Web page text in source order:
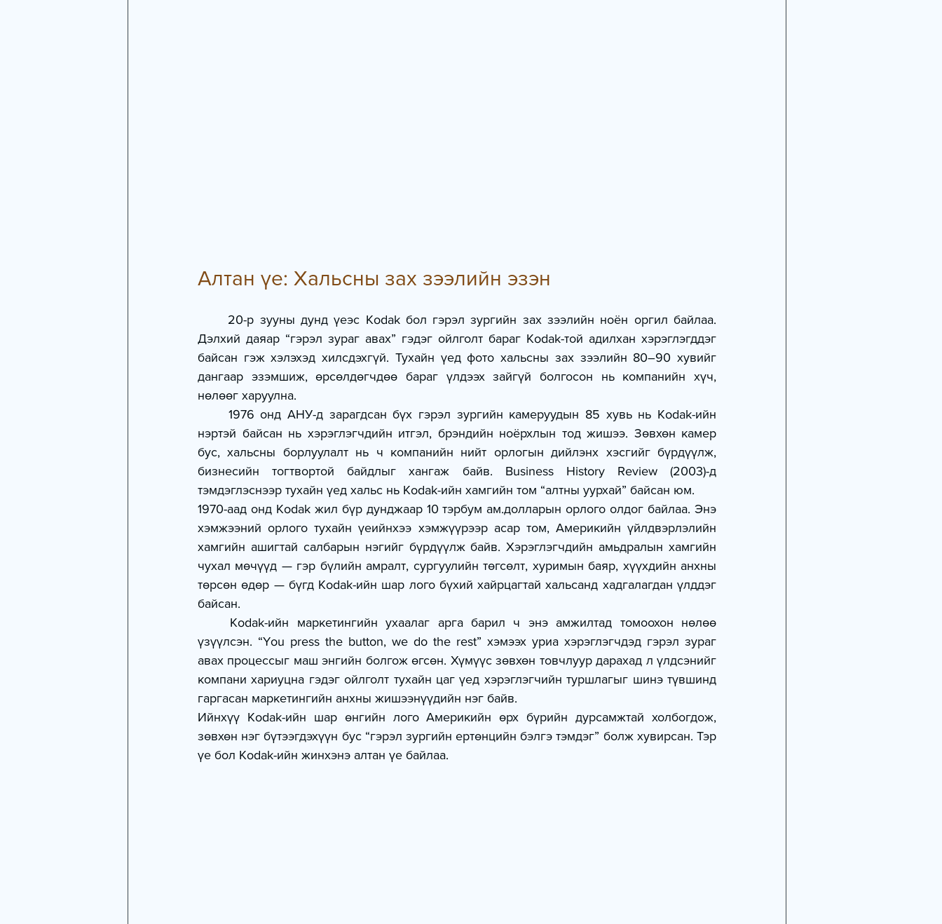
Алтан үе: Хальсны зах зээлийн эзэн
Дэлхий даяар “гэрэл зураг авах” гэдэг ойлголт бараг Kodak-той адилхан хэрэглэгддэг
байсан гэж хэлэхэд хилсдэхгүй. Тухайн үед фото хальсны зах зээлийн 80–90 хувийг
дангаар эзэмшиж, өрсөлдөгчдөө бараг үлдээх зайгүй болгосон нь компанийн хүч,
нөлөөг харуулна.
нэртэй байсан нь хэрэглэгчдийн итгэл, брэндийн ноёрхлын тод жишээ. Зөвхөн камер
бус, хальсны борлуулалт нь ч компанийн нийт орлогын дийлэнх хэсгийг бүрдүүлж,
бизнесийн тогтвортой байдлыг хангаж байв. Business History Review (2003)-д
тэмдэглэснээр тухайн үед хальс нь Kodak-ийн хамгийн том “алтны уурхай” байсан юм.
1970-аад онд Kodak жил бүр дунджаар 10 тэрбум ам.долларын орлого олдог байлаа. Энэ
хэмжээний орлого тухайн үеийнхээ хэмжүүрээр асар том, Америкийн үйлдвэрлэлийн
хамгийн ашигтай салбарын нэгийг бүрдүүлж байв. Хэрэглэгчдийн амьдралын хамгийн
чухал мөчүүд — гэр бүлийн амралт, сургуулийн төгсөлт, хуримын баяр, хүүхдийн анхны
төрсөн өдөр — бүгд Kodak-ийн шар лого бүхий хайрцагтай хальсанд хадгалагдан үлддэг
байсан.
үзүүлсэн. “You press the button, we do the rest” хэмээх уриа хэрэглэгчдэд гэрэл зураг
авах процессыг маш энгийн болгож өгсөн. Хүмүүс зөвхөн товчлуур дарахад л үлдсэнийг
компани хариуцна гэдэг ойлголт тухайн цаг үед хэрэглэгчийн туршлагыг шинэ түвшинд
гаргасан маркетингийн анхны жишээнүүдийн нэг байв.
Ийнхүү Kodak-ийн шар өнгийн лого Америкийн өрх бүрийн дурсамжтай холбогдож,
зөвхөн нэг бүтээгдэхүүн бус “гэрэл зургийн ертөнцийн бэлгэ тэмдэг” болж хувирсан. Тэр
үе бол Kodak-ийн жинхэнэ алтан үе байлаа.